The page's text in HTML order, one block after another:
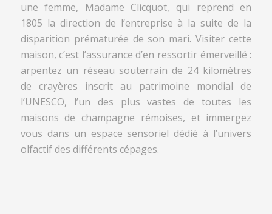
une femme, Madame Clicquot, qui reprend en
1805 la direction de l’entreprise à la suite de la
disparition prématurée de son mari. Visiter cette
maison, c’est l’assurance d’en ressortir émerveillé :
arpentez un réseau souterrain de 24 kilomètres
de crayères inscrit au patrimoine mondial de
l’UNESCO, l’un des plus vastes de toutes les
maisons de champagne rémoises, et immergez
vous dans un espace sensoriel dédié à l’univers
olfactif des différents cépages.